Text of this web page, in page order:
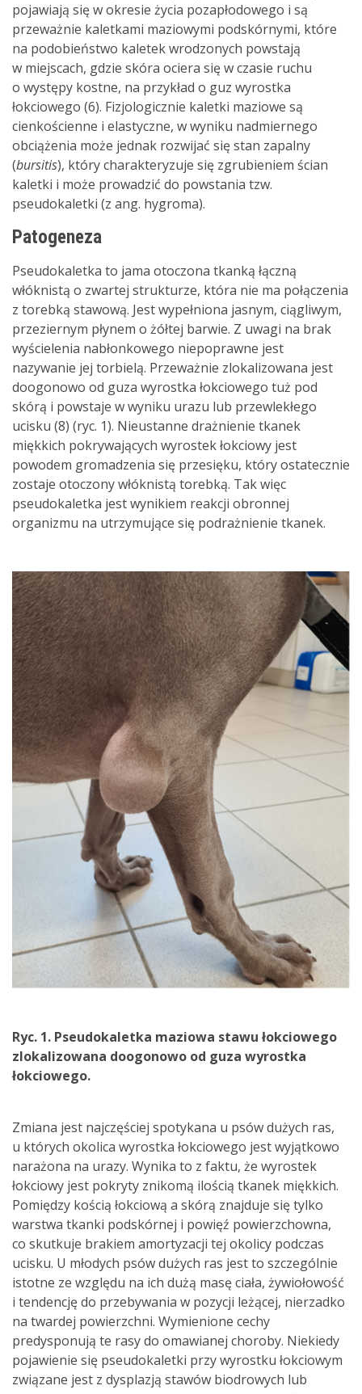
pojawiają się w okresie życia pozapłodowego i są
przeważnie kaletkami maziowymi podskórnymi, które
na podobieństwo kaletek wrodzonych powstają
w miejscach, gdzie skóra ociera się w czasie ruchu
o występy kostne, na przykład o guz wyrostka
łokciowego (6). Fizjologicznie kaletki maziowe są
cienkościenne i elastyczne, w wyniku nadmiernego
obciążenia może jednak rozwijać się stan zapalny
(bursitis), który charakteryzuje się zgrubieniem ścian
kaletki i może prowadzić do powstania tzw.
pseudokaletki (z ang. hygroma).
Patogeneza
Pseudokaletka to jama otoczona tkanką łączną
włóknistą o zwartej strukturze, która nie ma połączenia
z torebką stawową. Jest wypełniona jasnym, ciągliwym,
przeziernym płynem o żółtej barwie. Z uwagi na brak
wyścielenia nabłonkowego niepoprawne jest
nazywanie jej torbielą. Przeważnie zlokalizowana jest
doogonowo od guza wyrostka łokciowego tuż pod
skórą i powstaje w wyniku urazu lub przewlekłego
ucisku (8) (ryc. 1). Nieustanne drażnienie tkanek
miękkich pokrywających wyrostek łokciowy jest
powodem gromadzenia się przesięku, który ostatecznie
zostaje otoczony włóknistą torebką. Tak więc
pseudokaletka jest wynikiem reakcji obronnej
organizmu na utrzymujące się podrażnienie tkanek.
Ryc. 1. Pseudokaletka maziowa stawu łokciowego
zlokalizowana doogonowo od guza wyrostka
łokciowego.
Zmiana jest najczęściej spotykana u psów dużych ras,
u których okolica wyrostka łokciowego jest wyjątkowo
narażona na urazy. Wynika to z faktu, że wyrostek
łokciowy jest pokryty znikomą ilością tkanek miękkich.
Pomiędzy kością łokciową a skórą znajduje się tylko
warstwa tkanki podskórnej i powięź powierzchowna,
co skutkuje brakiem amortyzacji tej okolicy podczas
ucisku. U młodych psów dużych ras jest to szczególnie
istotne ze względu na ich dużą masę ciała, żywiołowość
i tendencję do przebywania w pozycji leżącej, nierzadko
na twardej powierzchni. Wymienione cechy
predysponują te rasy do omawianej choroby. Niekiedy
pojawienie się pseudokaletki przy wyrostku łokciowym
związane jest z dysplazją stawów biodrowych lub